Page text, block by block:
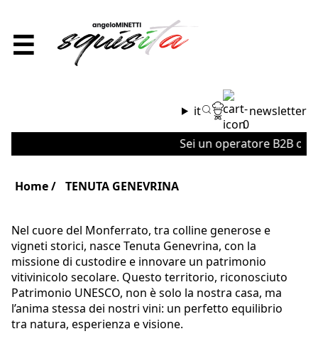
☰
it
0
newsletter
Sei un operatore B2B o
Home TENUTA GENEVRINA
Nel cuore del Monferrato, tra colline generose e
vigneti storici, nasce Tenuta Genevrina, con la
missione di custodire e innovare un patrimonio
vitivinicolo secolare. Questo territorio, riconosciuto
Patrimonio UNESCO, non è solo la nostra casa, ma
l’anima stessa dei nostri vini: un perfetto equilibrio
tra natura, esperienza e visione.